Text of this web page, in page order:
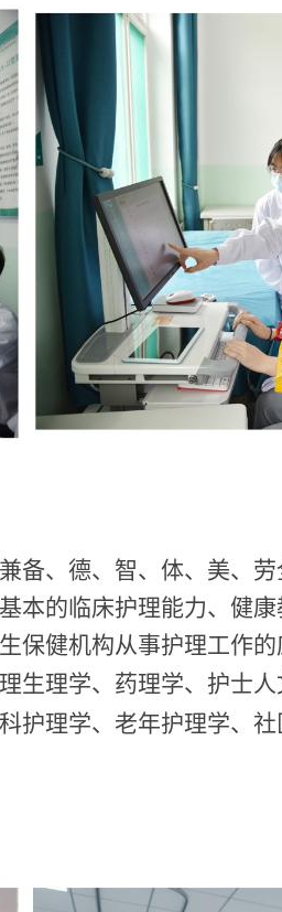
备、德、智、体、美、
本的临床护理能力、健
健机构从事护理工作的
生理学、药理学、护士
护理学、老年护理学、社